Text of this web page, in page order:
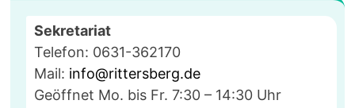
Sekretariat
Telefon: 0631-362170
Mail: info@rittersberg.de
Geöffnet Mo. bis Fr. 7:30 – 14:30 Uhr